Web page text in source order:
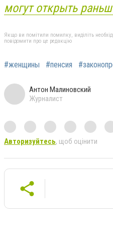
могут открыть
Якщо ви помітили помилку, виділіть
повідомити про це редакцію
#женщины #пенсия
Антон Малиновский
Журналист
Авторизуйтесь, щоб оцінити